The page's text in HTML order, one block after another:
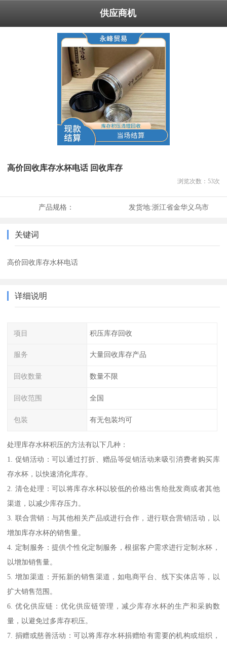
供应商机
高价回收库存水杯电话 回收库存
浏览次数： 53次
产品规格： 发货地:浙江省金华义乌市
关键词
高价回收库存水杯电话
详细说明
项目 积压库存回收
服务 大量回收库存产品
回收数量 数量不限
回收范围 全国
包装 有无包装均可
处理库存水杯积压的方法有以下几种：
1. 促销活动：可以通过打折、赠品等促销活动来吸引消费者购买库
存水杯，以快速消化库存。
2. 清仓处理：可以将库存水杯以较低的价格出售给批发商或者其他
渠道，以减少库存压力。
3. 联合营销：与其他相关产品或进行合作，进行联合营销活动，以
增加库存水杯的销售量。
4. 定制服务：提供个性化定制服务，根据客户需求进行定制水杯，
以增加销售量。
5. 增加渠道：开拓新的销售渠道，如电商平台、线下实体店等，以
扩大销售范围。
6. 优化供应链：优化供应链管理，减少库存水杯的生产和采购数
量，以避免过多库存积压。
7. 捐赠或慈善活动：可以将库存水杯捐赠给有需要的机构或组织，